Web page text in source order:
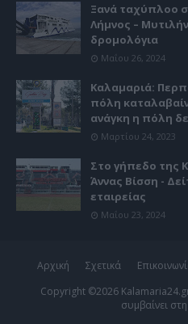
Ξανά ταχύπλοο
Λήμνος –
δρομολόγια
Μαΐου 26, 2024
Καλαμαριά:
πόλη
ανάγκη η πόλη
Μαρτίου 24, 2023
Στο γήπεδο της
Άννας Βίσση -
εταιρείας
Μαΐου 23, 2024
Αρχική Σχετικά
Copyright ©2026
συμβαίνει